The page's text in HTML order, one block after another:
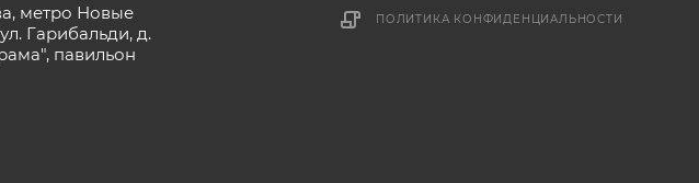
метро Новые
Гарибальди, д.
павильон
ПОЛИТИКА КОНФИДЕНЦИАЛЬНОСТИ